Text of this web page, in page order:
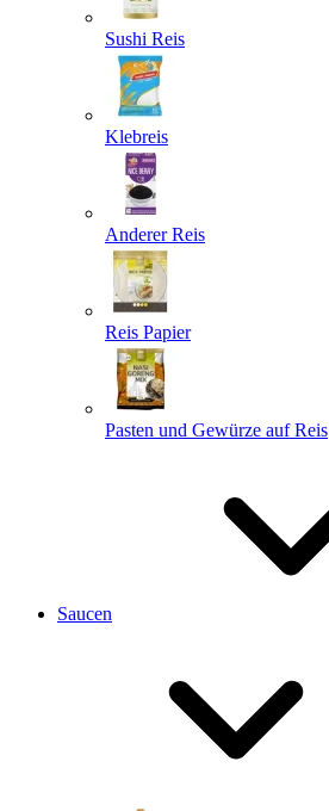
Sushi Reis
Klebreis
Anderer Reis
Reis Papier
Pasten und Gewürze auf Reis
Saucen